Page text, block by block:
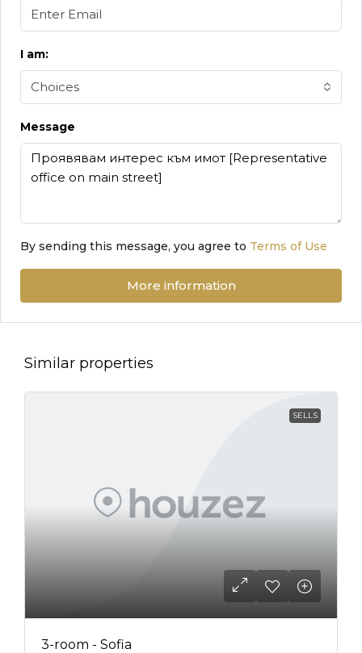
I am:
Choices
Message
By sending this message, you agree to Terms of Use
More information
Similar properties
SELLS
3-room - Sofia